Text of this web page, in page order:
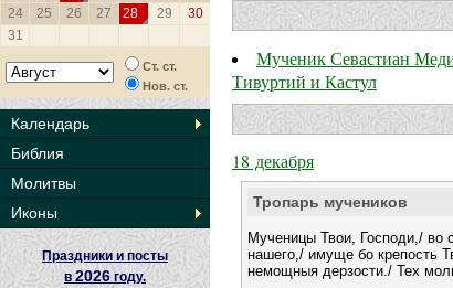
24
25 26 27 28 29
30
31
Ст. ст.
Нов. ст.
Календарь
Библия
Молитвы
Иконы
Праздники и посты
в2026 году.
Мученик Севастиан
Тивуртий и Кастул
18 декабря
Тропарь мучеников
Мученицы Твои, Господи,/ во
нашего,/ имуще бо крепость
немощныя дерзости./ Тех